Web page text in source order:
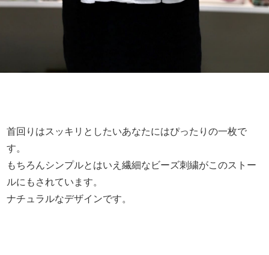
首回りはスッキリとしたいあなたにはぴったりの一枚で
す。
もちろんシンプルとはいえ繊細なビーズ刺繍がこのストー
ルにもされています。
ナチュラルなデザインです。